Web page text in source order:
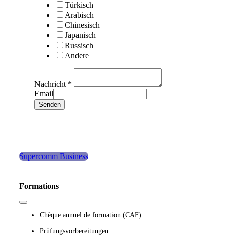
Türkisch
Arabisch
Chinesisch
Japanisch
Russisch
Andere
Nachricht *
Email
Senden
Supercomm Business
Formations
Toggle
NavigationChèque annuel de formation (CAF)
Prüfungsvorbereitungen